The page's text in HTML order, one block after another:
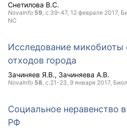
Снетилова В.С.
NovaInfo 59, с.39-47, 12 февраля 2017,
NC
Исследование микобиоты
отходов города
Зачиняев Я.В. Зачиняева А.В.
NovaInfo 58, с.21-23, 9 января 2017,
Социальное неравенство
РФ